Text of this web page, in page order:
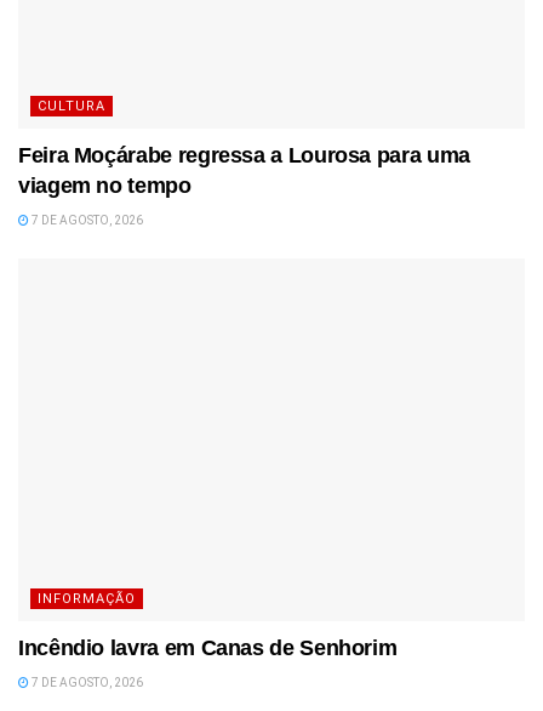
CULTURA
Feira Moçárabe regressa a Lourosa para uma
viagem no tempo
7 DE AGOSTO, 2026
INFORMAÇÃO
Incêndio lavra em Canas de Senhorim
7 DE AGOSTO, 2026